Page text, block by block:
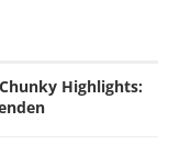
Highlights: